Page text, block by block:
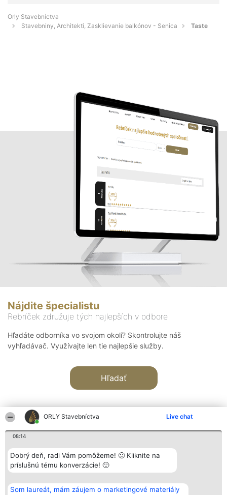
ORLY Stavebníctva Live chat
08:14
Dobrý deň, radi Vám pomôžeme! 🙂 Kliknite na
príslušnú tému konverzácie! 🙂
Som laureát, mám záujem o marketingové materiály
Orly Stavebníctva
Stavebniny, Architekti, Zasklievanie balkónov - Senica
Taste
Nájdite špecialistu
Rebríček združuje tých najlepších v odbore
Hľadáte odborníka vo svojom okolí? Skontrolujte náš
vyhľadávač. Využívajte len tie najlepšie služby.
Hľadať
Organizátor hodnotenia
Bright Side Solutions sp. z o.
o. sp. k.
Wrocław 50-079
KRS 0000749100 | Regon
Hodnotenie
Laureáti
Lista
Laureatów
Podmienky
Kontakt
Kontakt